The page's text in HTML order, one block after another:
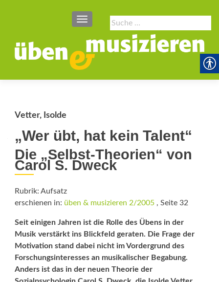
Suche
nach:
SCHALTE NAVIGATION
Vetter, Isolde
„Wer übt, hat kein Talent“
Die „Selbst-Theorien“ von
Carol S. Dweck
Rubrik: Aufsatz
erschienen in: üben & musizieren 2/2005 , Seite 32
Seit einigen Jahren ist die Rolle des Übens in der
Musik verstärkt ins Blickfeld geraten. Die Frage der
Motivation stand dabei nicht im Vordergrund des
Forschungsinteresses an musikalischer Begabung.
Anders ist das in der neuen Theorie der